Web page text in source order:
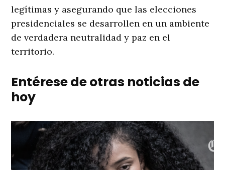
legítimas y asegurando que las elecciones
presidenciales se desarrollen en un ambiente
de verdadera neutralidad y paz en el
territorio.
Entérese de otras noticias de
hoy